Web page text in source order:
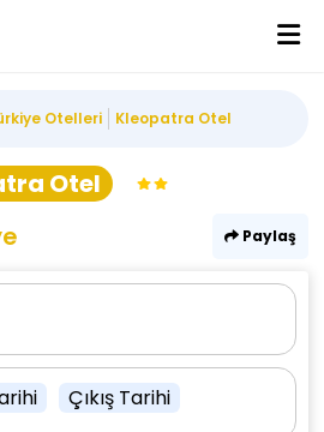
Otelleri Kleopatra Otel
Otel
Paylaş
Çıkış Tarihi